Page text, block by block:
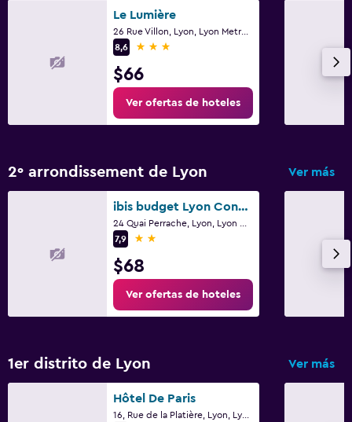
Le Lumière
26 Rue Villon, Lyon, Lyon Metropolis
8,6
3 estrellas
$66
Ver ofertas de hoteles
2º arrondissement de Lyon Ver más
ibis budget Lyon Confluence
7,9
2 estrellas
$68
Ver ofertas de hoteles
1er distrito de Lyon Ver más
Hôtel De Paris